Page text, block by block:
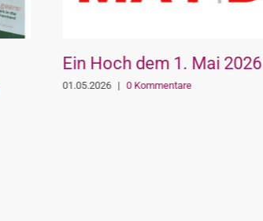
Ein Hoch dem 1. Mai 2026
01.05.2026 | 0 Kommentare